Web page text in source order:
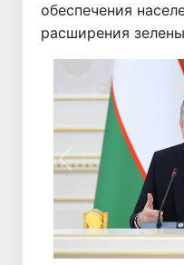
обеспечения
расширения
Назад